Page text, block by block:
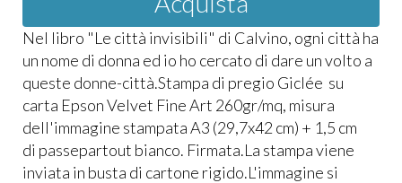
Nel libro "Le città invisibili" di Calvino, ogni città ha
un nome di donna ed io ho cercato di dare un volto a
queste donne-città.Stampa di pregio Giclée su
carta Epson Velvet Fine Art 260gr/mq, misura
dell'immagine stampata A3 (29,7x42 cm) + 1,5 cm
di passepartout bianco. Firmata.La stampa viene
inviata in busta di cartone rigido.L'immagine si